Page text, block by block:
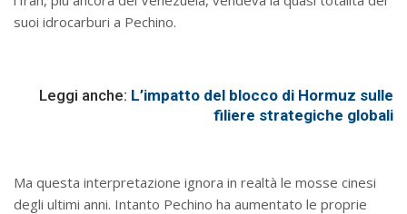
suoi idrocarburi a Pechino.
Leggi anche: L’impatto del blocco di Hormuz sulle
filiere strategiche globali
Ma questa interpretazione ignora in realtà le mosse cinesi
degli ultimi anni. Intanto Pechino ha aumentato le proprie